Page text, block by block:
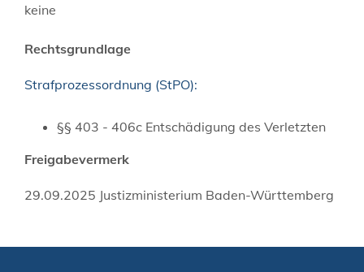
keine
Rechtsgrundlage
Strafprozessordnung (StPO):
§§ 403 - 406c Entschädigung des Verletzten
Freigabevermerk
29.09.2025 Justizministerium Baden-Württemberg